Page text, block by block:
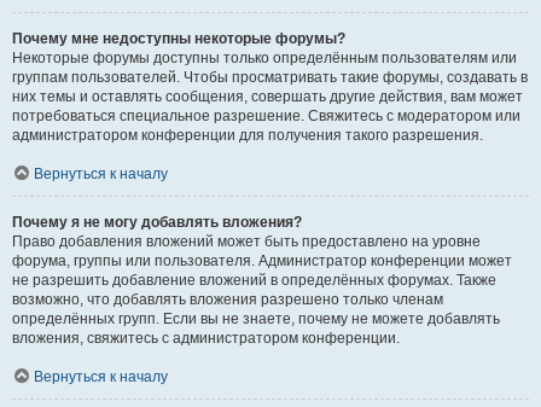
Почему мне недоступны некоторые форумы?
Некоторые форумы доступны только определённым пользователям или
группам пользователей. Чтобы просматривать такие форумы, создавать в
них темы и оставлять сообщения, совершать другие действия, вам может
потребоваться специальное разрешение. Свяжитесь с модератором или
администратором конференции для получения такого разрешения.
Вернуться к началу
Почему я не могу добавлять вложения?
Право добавления вложений может быть предоставлено на уровне
форума, группы или пользователя. Администратор конференции может
не разрешить добавление вложений в определённых форумах. Также
возможно, что добавлять вложения разрешено только членам
определённых групп. Если вы не знаете, почему не можете добавлять
вложения, свяжитесь с администратором конференции.
Вернуться к началу